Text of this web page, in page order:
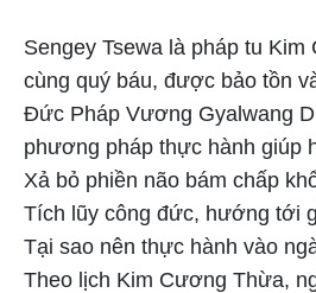
Sengey Tsewa là pháp tu
cùng quý báu, được bảo tồn
Đức Pháp Vương Gyalwang
phương pháp thực hành giúp
Xả bỏ phiền não bám chấp
Tích lũy công đức, hướng tới
Tại sao nên thực hành vào
Theo lịch Kim Cương Thừa,